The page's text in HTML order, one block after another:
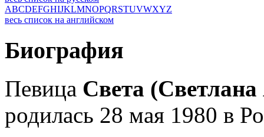
ABCDEFGHIJKLMNOPQRSTUVWXYZ
весь список на английском
Биография
Певица Света
родилась 28 мая 1980 в